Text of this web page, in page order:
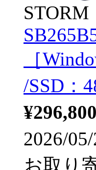
STORM
［
/SSD：
¥296,800
2026/
お取り